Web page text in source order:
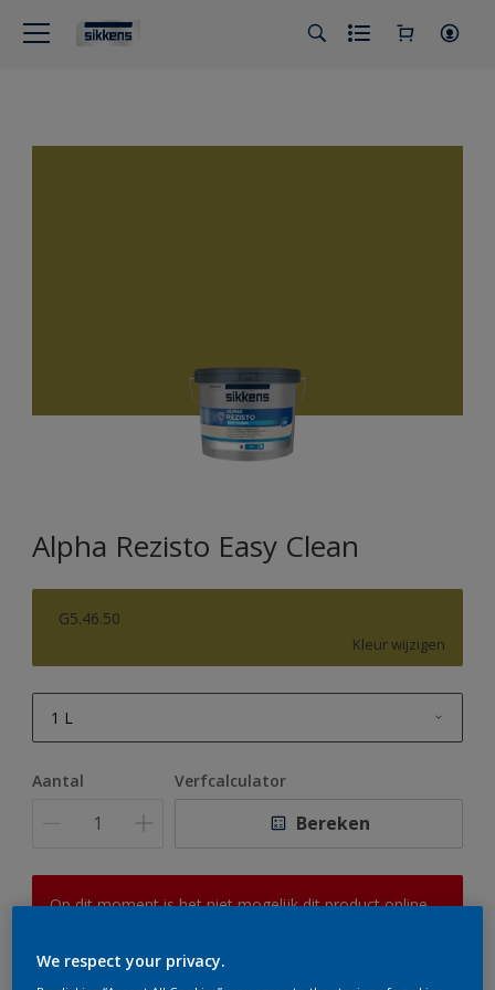
Alpha Rezisto Easy Clean
G5.46.50
Kleur wijzigen
1 L
10 L
Aantal Verfcalculator
Bereken
Op dit moment is het niet mogelijk dit product online
er hard aan om de voorraad aan te vullen.
We respect your privacy.